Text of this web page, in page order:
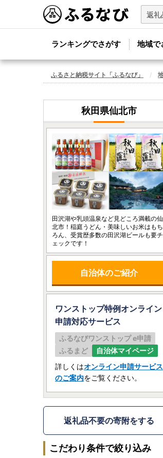
ランキングでさがす 地域で
ふるさと納税サイト「ふるなび」
秋田県仙北市
田沢湖や乳頭温泉など見どころ満載の仙
北市！稲庭うどん・美味しいお米はもち
ろん、受賞歴多数の田沢湖ビールも要チ
ェックです！
自治体のご紹介
ワンストップ特例オンライン
申請対応サービス
ふるなびワンストップ e申請
ふるまど
自治体マイページ
詳しくはオンライン申請サービス
のご案内をご覧ください。
返礼品不要の寄附をする
こだわり条件で絞り込み